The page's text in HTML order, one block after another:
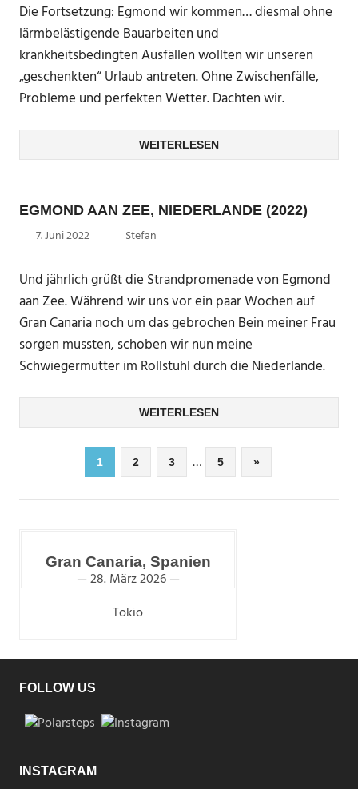
Die Fortsetzung: Egmond wir kommen… diesmal ohne
lärmbelästigende Bauarbeiten und
krankheitsbedingten Ausfällen wollten wir unseren
„geschenkten“ Urlaub antreten. Ohne Zwischenfälle,
Probleme und perfekten Wetter. Dachten wir.
WEITERLESEN
EGMOND AAN ZEE, NIEDERLANDE (2022)
7. Juni 2022 Stefan
Und jährlich grüßt die Strandpromenade von Egmond
aan Zee. Während wir uns vor ein paar Wochen auf
Gran Canaria noch um das gebrochen Bein meiner Frau
sorgen mussten, schoben wir nun meine
Schwiegermutter im Rollstuhl durch die Niederlande.
WEITERLESEN
Seitennummerierung
der
1 2 3 … 5
Nächste
Beiträge
»
Gran Canaria, Spanien
28. März 2026
Tokio
FOLLOW US
INSTAGRAM